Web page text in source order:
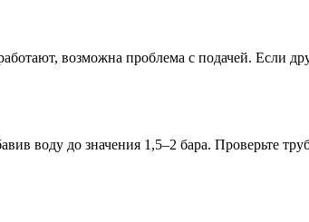
возможна проблема с подачей. Если
воду до значения 1,5–2 бара. Проверьте